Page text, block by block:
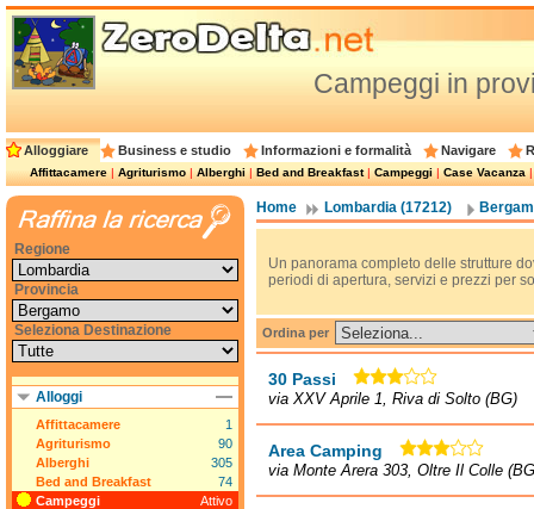
Campeggi in
Alloggiare Business e studio Informazioni e formalità Navigare
Affittacamere|Agriturismo|Alberghi|Bed and Breakfast|Campeggi|Case Vacanza
Home Lombardia (17212)
Un panorama completo delle strutture
periodi di apertura, servizi e prezzi per
Ordina per
30 Passi
via XXV Aprile 1, Riva di Solto (BG)
Area Camping
via Monte Arera 303, Oltre Il Colle
Regione
Provincia
Seleziona Destinazione
Alloggi
Affittacamere
1
Agriturismo
90
Alberghi
305
Bed and Breakfast
74
Campeggi
Attivo